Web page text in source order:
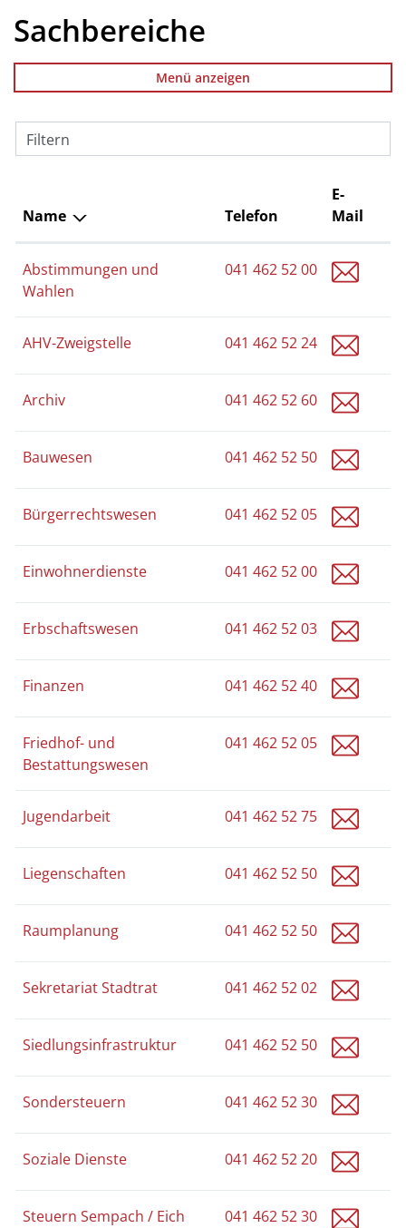
Sachbereiche
Menü anzeigen
Filtern
Name Telefon
E-
Mail
Abstimmungen und
Wahlen
041 462 52 00
AHV-Zweigstelle 041 462 52 24
Archiv 041 462 52 60
Bauwesen 041 462 52 50
Bürgerrechtswesen 041 462 52 05
Einwohnerdienste 041 462 52 00
Erbschaftswesen 041 462 52 03
Finanzen 041 462 52 40
Friedhof- und
Bestattungswesen
041 462 52 05
Jugendarbeit 041 462 52 75
Liegenschaften 041 462 52 50
Raumplanung 041 462 52 50
Sekretariat Stadtrat 041 462 52 02
Siedlungsinfrastruktur 041 462 52 50
Sondersteuern 041 462 52 30
Soziale Dienste 041 462 52 20
Steuern Sempach / Eich 041 462 52 30